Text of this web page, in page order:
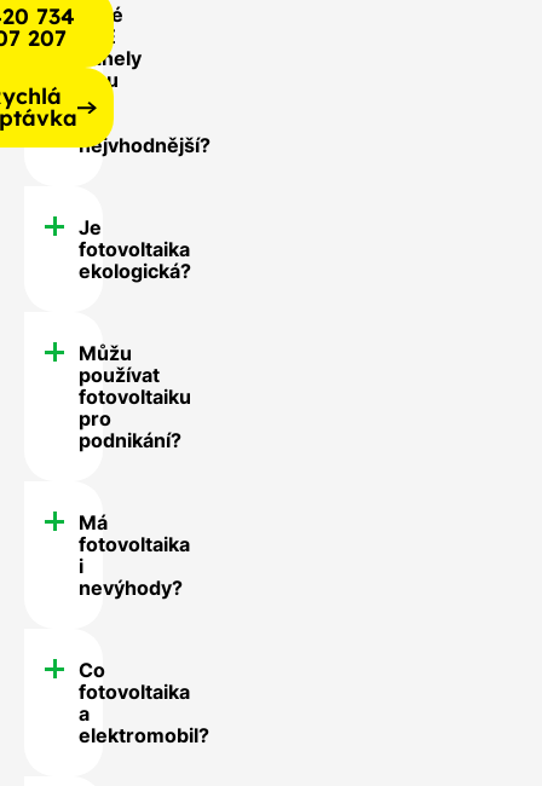
Jaké
FVE
panely
jsou
pro
nejvhodnější?
Je
fotovoltaika
ekologická?
Můžu
používat
fotovoltaiku
pro
podnikání?
Má
fotovoltaika
i
nevýhody?
Co
fotovoltaika
a
elektromobil?
734
207